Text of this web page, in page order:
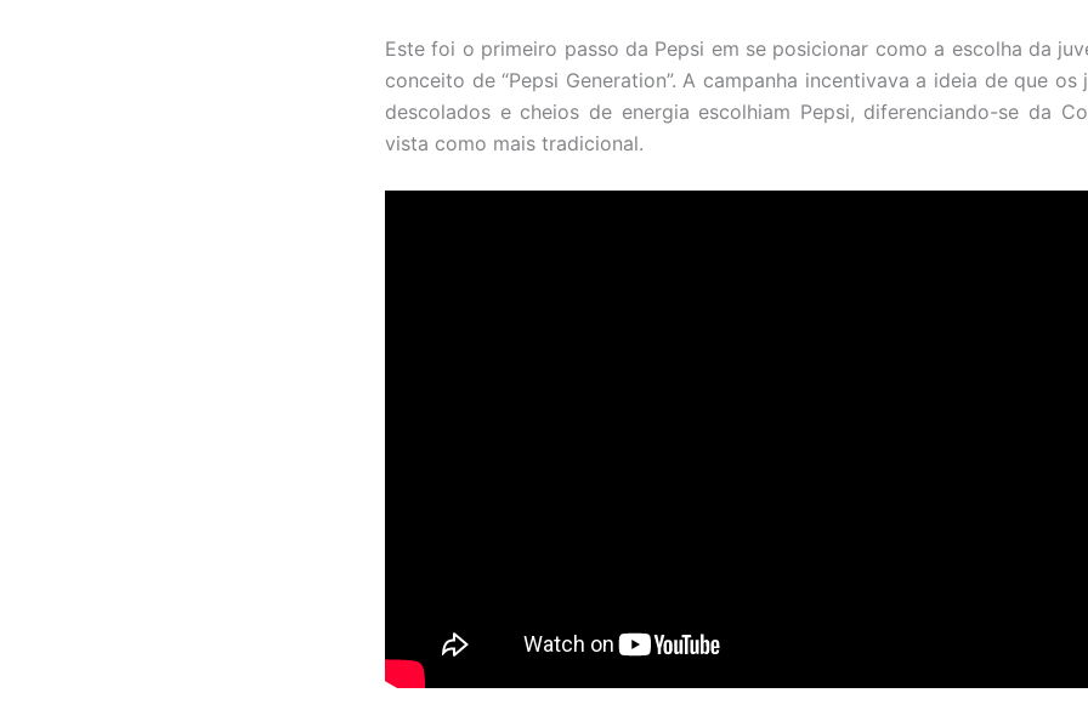
Este foi o primeiro passo da Pepsi em se posicionar como a escolha da
conceito de “Pepsi Generation”. A campanha incentivava a ideia de que os
descolados e cheios de energia escolhiam Pepsi, diferenciando-se da
vista como mais tradicional.